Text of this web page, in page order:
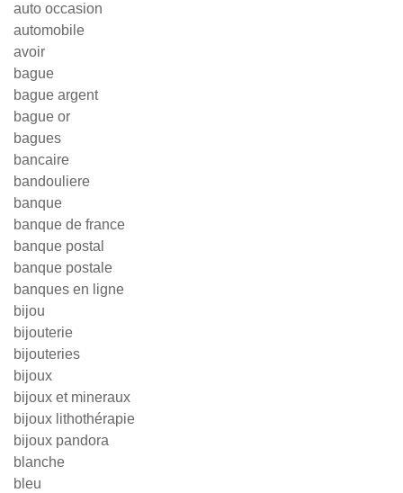
auto occasion
automobile
avoir
bague
bague argent
bague or
bagues
bancaire
bandouliere
banque
banque de france
banque postal
banque postale
banques en ligne
bijou
bijouterie
bijouteries
bijoux
bijoux et mineraux
bijoux lithothérapie
bijoux pandora
blanche
bleu